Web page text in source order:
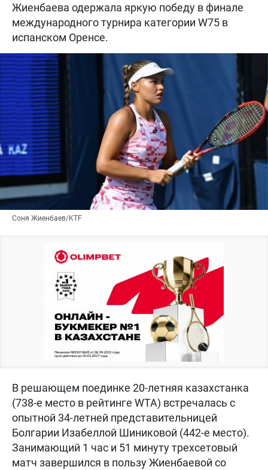
Жиенбаева одержала яркую победу в финале
международного турнира категории W75 в
испанском Оренсе.
Соня Жиенбаев/KTF
В решающем поединке 20-летняя казахстанка
(738-е место в рейтинге WTA) встречалась с
опытной 34-летней представительницей
Болгарии Изабеллой Шиниковой (442-е место).
Занимающий 1 час и 51 минуту трехсетовый
матч завершился в пользу Жиенбаевой со